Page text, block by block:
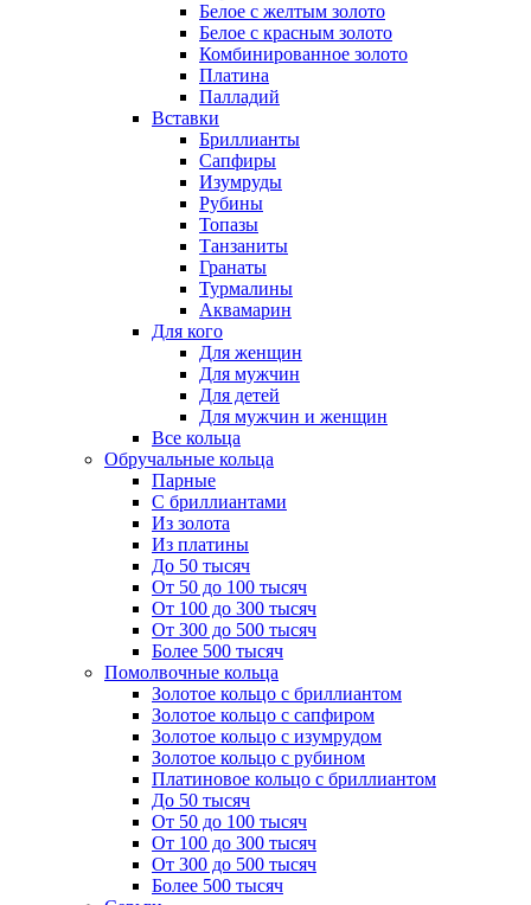
Белое с желтым золото
Белое с красным золото
Комбинированное золото
Платина
Палладий
Вставки
Бриллианты
Сапфиры
Изумруды
Рубины
Топазы
Танзаниты
Гранаты
Турмалины
Аквамарин
Для кого
Для женщин
Для мужчин
Для детей
Для мужчин и женщин
Все кольца
Обручальные кольца
Парные
С бриллиантами
Из золота
Из платины
До 50 тысяч
От 50 до 100 тысяч
От 100 до 300 тысяч
От 300 до 500 тысяч
Более 500 тысяч
Помолвочные кольца
Золотое кольцо с бриллиантом
Золотое кольцо с сапфиром
Золотое кольцо с изумрудом
Золотое кольцо с рубином
Платиновое кольцо с бриллиантом
До 50 тысяч
От 50 до 100 тысяч
От 100 до 300 тысяч
От 300 до 500 тысяч
Более 500 тысяч